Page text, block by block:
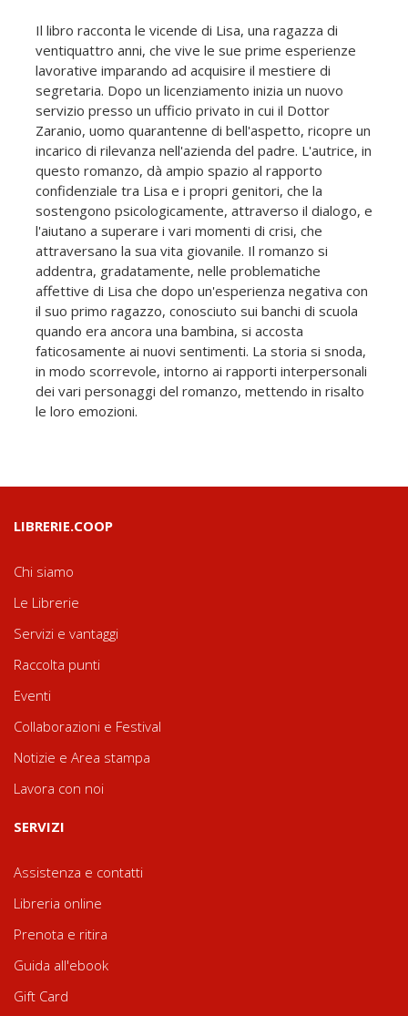
Il libro racconta le vicende di Lisa, una ragazza di
ventiquattro anni, che vive le sue prime esperienze
lavorative imparando ad acquisire il mestiere di
segretaria. Dopo un licenziamento inizia un nuovo
servizio presso un ufficio privato in cui il Dottor
Zaranio, uomo quarantenne di bell'aspetto, ricopre un
incarico di rilevanza nell'azienda del padre. L'autrice, in
questo romanzo, dà ampio spazio al rapporto
confidenziale tra Lisa e i propri genitori, che la
sostengono psicologicamente, attraverso il dialogo, e
l'aiutano a superare i vari momenti di crisi, che
attraversano la sua vita giovanile. Il romanzo si
addentra, gradatamente, nelle problematiche
affettive di Lisa che dopo un'esperienza negativa con
il suo primo ragazzo, conosciuto sui banchi di scuola
quando era ancora una bambina, si accosta
faticosamente ai nuovi sentimenti. La storia si snoda,
in modo scorrevole, intorno ai rapporti interpersonali
dei vari personaggi del romanzo, mettendo in risalto
le loro emozioni.
LIBRERIE.COOP
Chi siamo
Le Librerie
Servizi e vantaggi
Raccolta punti
Eventi
Collaborazioni e Festival
Notizie e Area stampa
Lavora con noi
SERVIZI
Assistenza e contatti
Libreria online
Prenota e ritira
Guida all'ebook
Gift Card